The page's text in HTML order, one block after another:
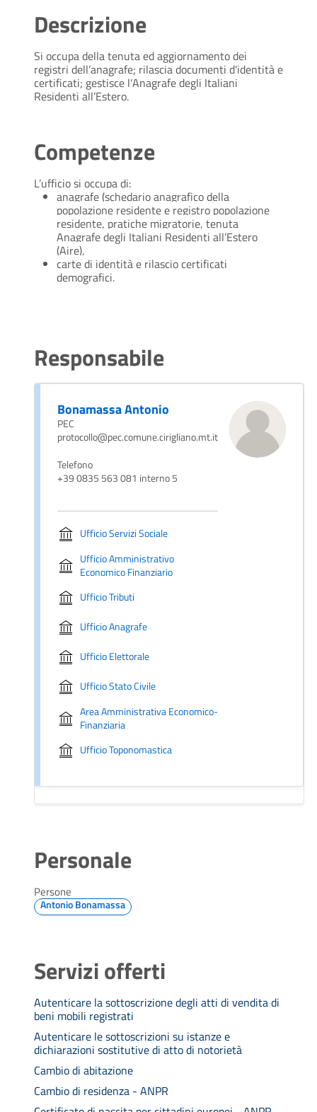
Descrizione
Si occupa della tenuta ed aggiornamento dei
registri dell’anagrafe; rilascia documenti d'identità e
certificati; gestisce l‘Anagrafe degli Italiani
Residenti all’Estero.
Competenze
L’ufficio si occupa di:
anagrafe (schedario anagrafico della
popolazione residente e registro popolazione
residente, pratiche migratorie, tenuta
Anagrafe degli Italiani Residenti all’Estero
(Aire),
carte di identità e rilascio certificati
demografici.
Responsabile
Bonamassa Antonio
PEC
protocollo@pec.comune.cirigliano.mt.it
Telefono
+39 0835 563 081 interno 5
Ufficio Servizi Sociale
Ufficio Amministrativo
Economico Finanziario
Ufficio Tributi
Ufficio Anagrafe
Ufficio Elettorale
Ufficio Stato Civile
Area Amministrativa Economico-
Finanziaria
Ufficio Toponomastica
Personale
Persone
Antonio Bonamassa
Servizi offerti
Autenticare la sottoscrizione degli atti di vendita di
beni mobili registrati
Autenticare le sottoscrizioni su istanze e
dichiarazioni sostitutive di atto di notorietà
Cambio di abitazione
Cambio di residenza - ANPR